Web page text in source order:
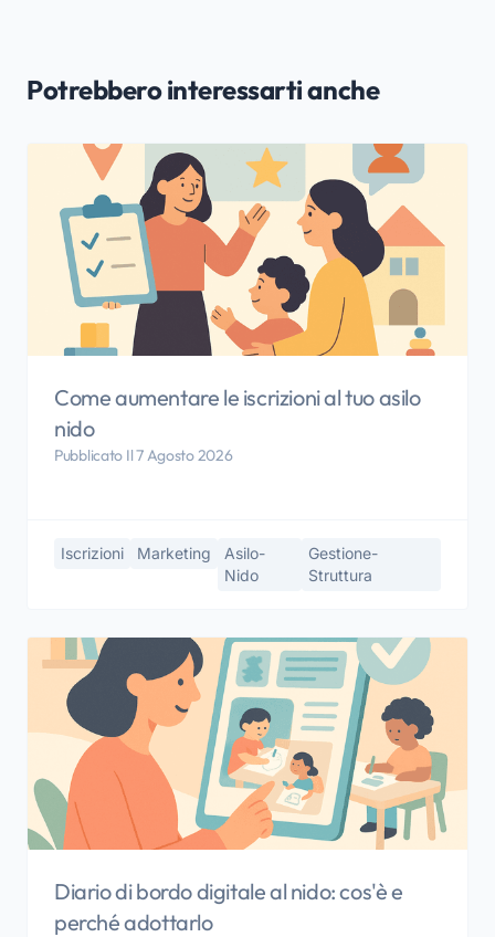
Potrebbero interessarti anche
Come aumentare le iscrizioni al tuo asilo
nido
Pubblicato Il 7 Agosto 2026
Iscrizioni Marketing
Asilo-
Nido
Gestione-
Struttura
Diario di bordo digitale al nido: cos'è e
perché adottarlo